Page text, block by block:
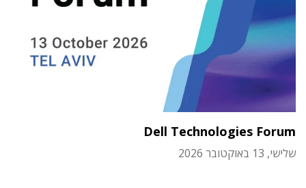
Dell Technologies Forum
שלישי, 13 באוקטובר 2026